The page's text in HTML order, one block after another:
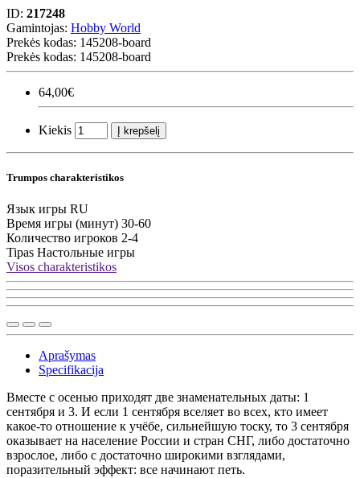
ID: 217248
Gamintojas: Hobby World
Prekės kodas: 145208-board
Prekės kodas: 145208-board
64,00€
Kiekis Į krepšelį
Trumpos charakteristikos
Язык игры RU
Время игры (минут) 30-60
Количество игроков 2-4
Tipas Настольные игры
Visos charakteristikos
Aprašymas
Specifikacija
Вместе с осенью приходят две знаменательных даты: 1
сентября и 3. И если 1 сентября вселяет во всех, кто имеет
какое-то отношение к учёбе, сильнейшую тоску, то 3 сентября
оказывает на население России и стран СНГ, либо достаточно
взрослое, либо с достаточно широкими взглядами,
поразительный эффект: все начинают петь.